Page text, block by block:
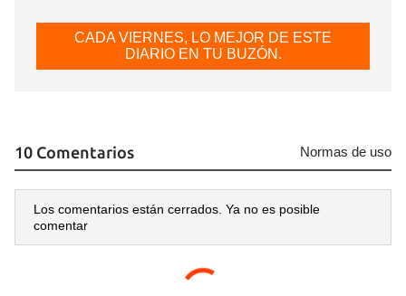
CADA VIERNES, LO MEJOR DE ESTE
DIARIO EN TU BUZÓN.
10 Comentarios Normas de uso
Los comentarios están cerrados. Ya no es posible
comentar